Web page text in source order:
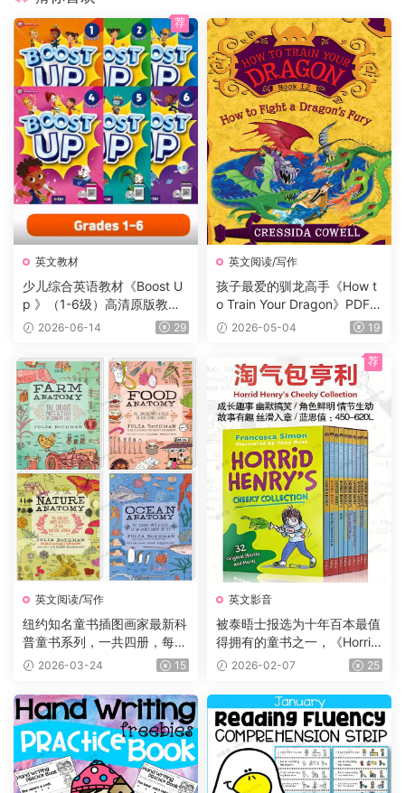
英文教材
少儿综合英语教材《Boost U
p 》（1-6级）高清原版教
材，学生书+课本答案试题
2026-06-14 29
荐
英文阅读/写作
孩子最爱的驯龙高手《How t
o Train Your Dragon》PDF书
籍12册+电子书及音频+3册漫
2026-05-04 19
英文阅读/写作
纽约知名童书插图画家最新科
普童书系列，一共四册，每册
225页，自然+海洋+食物+农
有趣，特别适合小朋友们阅
读。
2026-03-24 15
英文影音
被泰晤士报选为十年百本最值
得拥有的童书之一，《Horrid
Henry 》淘气包亨利系列，P
集、电影、练习等
2026-02-07 25
荐